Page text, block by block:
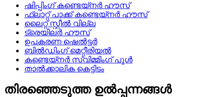
ഷിപ്പിംഗ് കണ്ടെയ്നർ ഹൗസ്
ഫ്ലാറ്റ് പാക്ക് കണ്ടെയ്നർ ഹൗസ്
ലൈറ്റ് സ്റ്റീൽ വില്ല
ട്രെയിലർ ഹൗസ്
ഉപകരണ ഷെൽട്ടർ
ബിൽഡിംഗ് മെറ്റീരിയൽ
കണ്ടെയ്നർ സ്വിമ്മിംഗ് പൂൾ
താൽക്കാലിക കെട്ടിടം
തിരഞ്ഞെടുത്ത ഉൽപ്പന്നങ്ങൾ